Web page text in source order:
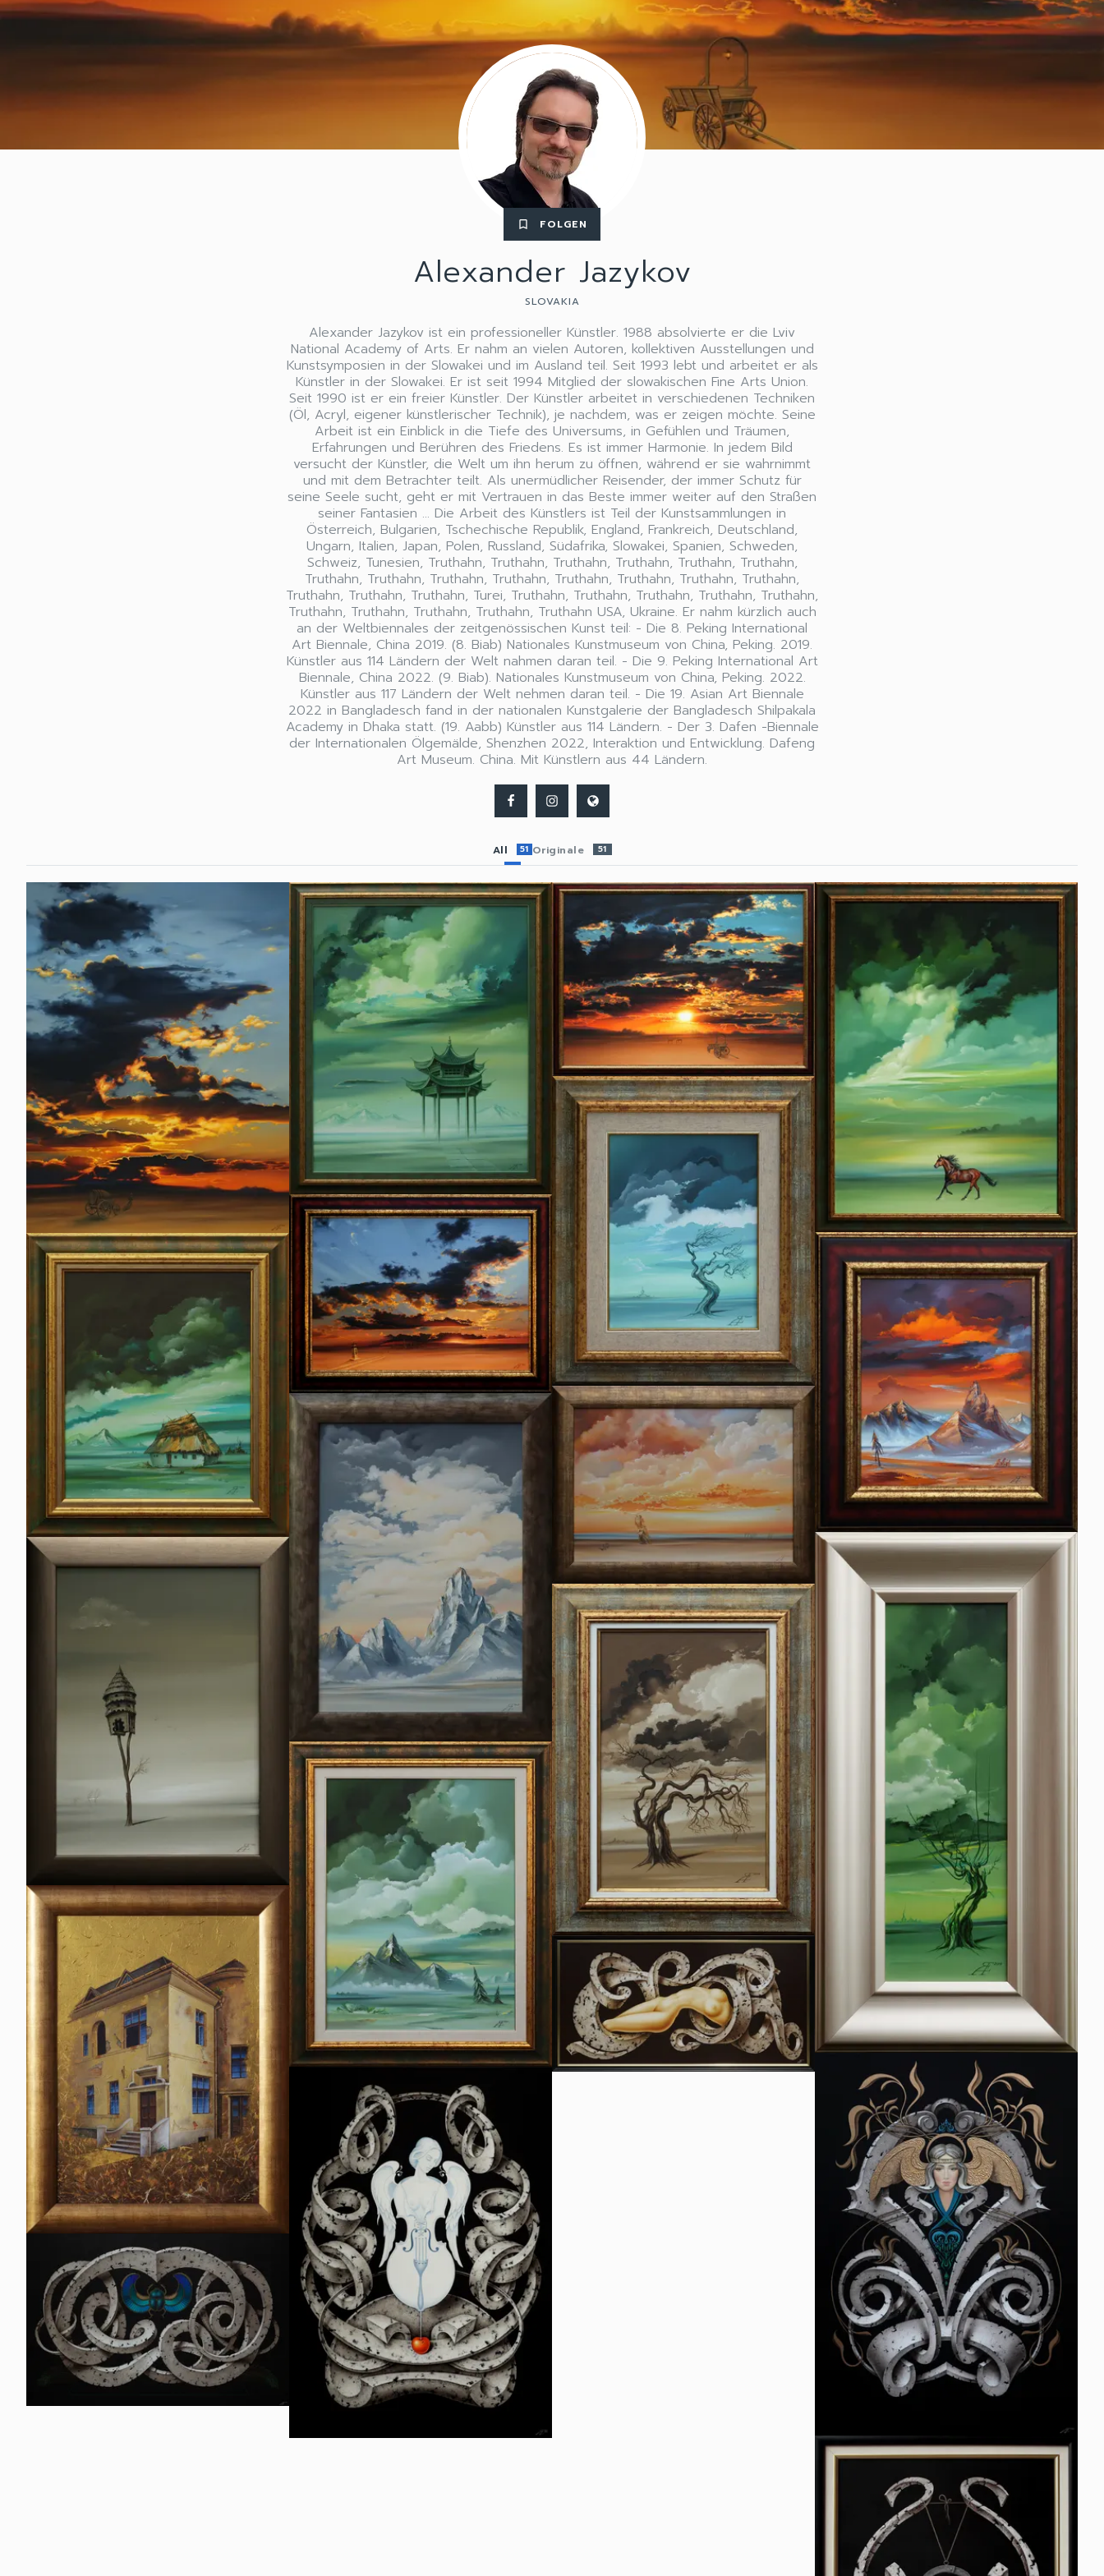
bookmark_border FOLGEN
Alexander Jazykov
SLOVAKIA
Alexander Jazykov ist ein professioneller Künstler. 1988 absolvierte er die Lviv
National Academy of Arts. Er nahm an vielen Autoren, kollektiven Ausstellungen und
Kunstsymposien in der Slowakei und im Ausland teil. Seit 1993 lebt und arbeitet er als
Künstler in der Slowakei. Er ist seit 1994 Mitglied der slowakischen Fine Arts Union.
Seit 1990 ist er ein freier Künstler. Der Künstler arbeitet in verschiedenen Techniken
(Öl, Acryl, eigener künstlerischer Technik), je nachdem, was er zeigen möchte. Seine
Arbeit ist ein Einblick in die Tiefe des Universums, in Gefühlen und Träumen,
Erfahrungen und Berühren des Friedens. Es ist immer Harmonie. In jedem Bild
versucht der Künstler, die Welt um ihn herum zu öffnen, während er sie wahrnimmt
und mit dem Betrachter teilt. Als unermüdlicher Reisender, der immer Schutz für
seine Seele sucht, geht er mit Vertrauen in das Beste immer weiter auf den Straßen
seiner Fantasien ... Die Arbeit des Künstlers ist Teil der Kunstsammlungen in
Österreich, Bulgarien, Tschechische Republik, England, Frankreich, Deutschland,
Ungarn, Italien, Japan, Polen, Russland, Südafrika, Slowakei, Spanien, Schweden,
Schweiz, Tunesien, Truthahn, Truthahn, Truthahn, Truthahn, Truthahn, Truthahn,
Truthahn, Truthahn, Truthahn, Truthahn, Truthahn, Truthahn, Truthahn, Truthahn,
Truthahn, Truthahn, Truthahn, Turei, Truthahn, Truthahn, Truthahn, Truthahn, Truthahn,
Truthahn, Truthahn, Truthahn, Truthahn, Truthahn USA, Ukraine. Er nahm kürzlich auch
an der Weltbiennales der zeitgenössischen Kunst teil: - Die 8. Peking International
Art Biennale, China 2019. (8. Biab) Nationales Kunstmuseum von China, Peking. 2019.
Künstler aus 114 Ländern der Welt nahmen daran teil. - Die 9. Peking International Art
Biennale, China 2022. (9. Biab). Nationales Kunstmuseum von China, Peking. 2022.
Künstler aus 117 Ländern der Welt nehmen daran teil. - Die 19. Asian Art Biennale
2022 in Bangladesch fand in der nationalen Kunstgalerie der Bangladesch Shilpakala
Academy in Dhaka statt. (19. Aabb) Künstler aus 114 Ländern. - Der 3. Dafen -Biennale
der Internationalen Ölgemälde, Shenzhen 2022, Interaktion und Entwicklung. Dafeng
Art Museum. China. Mit Künstlern aus 44 Ländern.
All 51 Originale 51